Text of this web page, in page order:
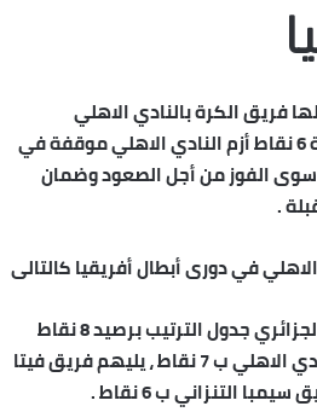
فريق الكرة بالنادي الاهلي
مبارتيين متتاليتين وفقدانة 6 نقاط أزم النادي الاهلي موقفة في
الفوز من أجل الصعود وضمان
.
في دورى أبطال أفريقيا كالتالى
تصدر فريق شبية الساورة الجزائري جدول الترتيب برصيد 8 نقاط
،يلية في جدول الترتيب النادي الاهلي ب 7 نقاط ، يليهم فريق فيتا